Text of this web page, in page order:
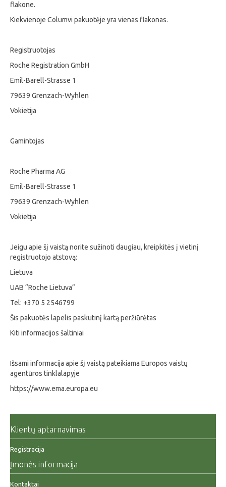
flakone.
Kiekvienoje Columvi pakuotėje yra vienas flakonas.
Registruotojas
Roche Registration GmbH
Emil-Barell-Strasse 1
79639 Grenzach-Wyhlen
Vokietija
Gamintojas
Roche Pharma AG
Emil-Barell-Strasse 1
79639 Grenzach-Wyhlen
Vokietija
Jeigu apie šį vaistą norite sužinoti daugiau, kreipkitės į vietinį
registruotojo atstovą:
Lietuva
UAB “Roche Lietuva”
Tel: +370 5 2546799
Šis pakuotės lapelis paskutinį kartą peržiūrėtas
Kiti informacijos šaltiniai
Išsami informacija apie šį vaistą pateikiama Europos vaistų
agentūros tinklalapyje
https://www.ema.europa.eu
Klientų aptarnavimas
Registracija
Įmonės informacija
Kontaktai